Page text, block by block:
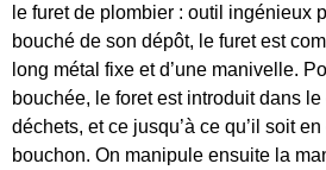
le furet de plombier : outil ingénieux
bouché de son dépôt, le furet est
long métal fixe et d’une manivelle.
bouchée, le foret est introduit dans
déchets, et ce jusqu’à ce qu’il soit
bouchon. On manipule ensuite la